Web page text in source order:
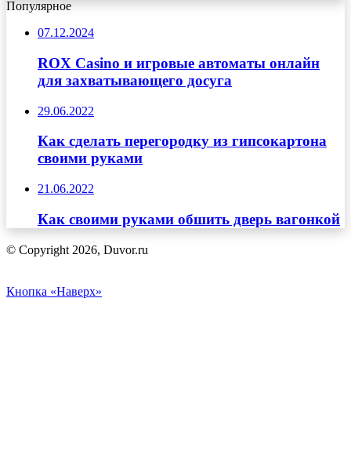
Популярное
07.12.2024
ROX Casino и игровые автоматы онлайн
для захватывающего досуга
29.06.2022
Как сделать перегородку из гипсокартона
своими руками
21.06.2022
Как своими руками обшить дверь вагонкой
© Copyright 2026, Duvor.ru
Кнопка «Наверх»